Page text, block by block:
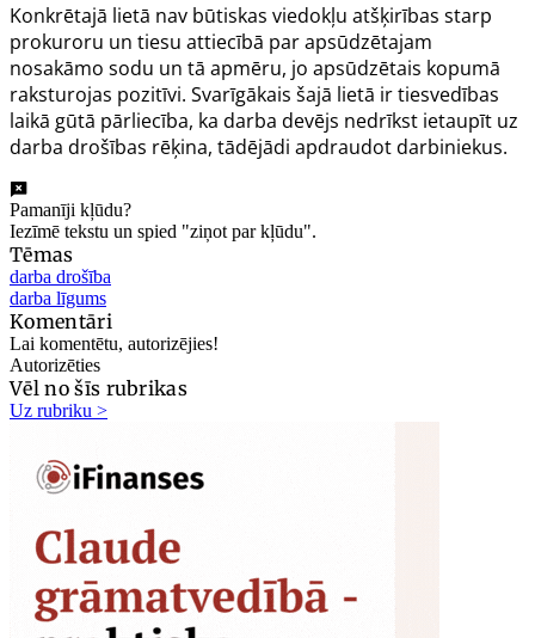
Konkrētajā lietā nav būtiskas viedokļu atšķirības starp
prokuroru un tiesu attiecībā par apsūdzētajam
nosakāmo sodu un tā apmēru, jo apsūdzētais kopumā
raksturojas pozitīvi. Svarīgākais šajā lietā ir tiesvedības
laikā gūtā pārliecība, ka darba devējs nedrīkst ietaupīt uz
darba drošības rēķina, tādējādi apdraudot darbiniekus.
Pamanīji kļūdu?
Iezīmē tekstu un spied "ziņot par kļūdu".
Tēmas
darba drošība
darba līgums
Komentāri
Lai komentētu, autorizējies!
Autorizēties
Vēl no šīs rubrikas
Uz rubriku >